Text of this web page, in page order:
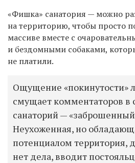
«Фишка» санатория — можно
на территорию, чтобы просто
массиве вместе с
и бездомными собаками,
не платили.
Ощущение «покинутости»
смущает комментаторов в
санаторий —
Неухоженная, но
потенциалом территория,
нет дела, вводит